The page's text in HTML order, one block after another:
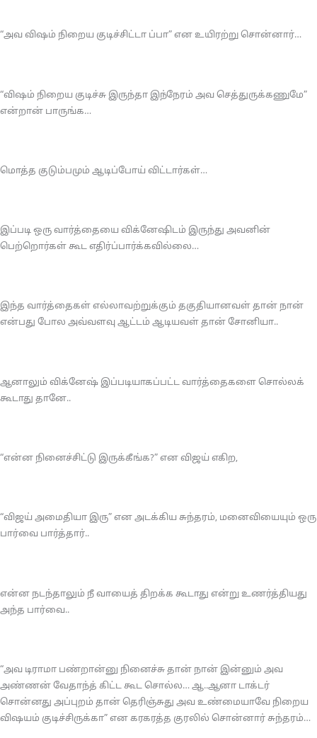
“அவ விஷம் நிறைய குடிச்சிட்டா ப்பா” என உயிரற்று சொன்னார்…
“விஷம் நிறைய குடிச்சு இருந்தா இந்நேரம் அவ செத்துருக்கணுமே”
என்றான் பாருங்க…
மொத்த குடும்பமும் ஆடிப்போய் விட்டார்கள்…
இப்படி ஒரு வார்த்தையை விக்னேஷிடம் இருந்து அவனின்
பெற்றொர்கள் கூட எதிர்ப்பார்க்கவில்லை…
இந்த வார்த்தைகள் எல்லாவற்றுக்கும் தகுதியானவள் தான் நான்
என்பது போல அவ்வளவு ஆட்டம் ஆடியவள் தான் சோனியா..
ஆனாலும் விக்னேஷ் இப்படியாகப்பட்ட வார்த்தைகளை சொல்லக்
கூடாது தானே..
“என்ன நினைச்சிட்டு இருக்கீங்க?” என விஜய் எகிற,
“விஜய் அமைதியா இரு” என அடக்கிய சுந்தரம், மனைவியையும் ஒரு
பார்வை பார்த்தார்..
என்ன நடந்தாலும் நீ வாயைத் திறக்க கூடாது என்று உணர்த்தியது
அந்த பார்வை..
“அவ டிராமா பண்றான்னு நினைச்சு தான் நான் இன்னும் அவ
அண்ணன் வேதாந்த் கிட்ட கூட சொல்ல… ஆ..ஆனா டாக்டர்
சொன்னது அப்புறம் தான் தெரிஞ்சுது அவ உண்மையாவே நிறைய
விஷயம் குடிச்சிருக்கா” என கரகரத்த குரலில் சொன்னார் சுந்தரம்…